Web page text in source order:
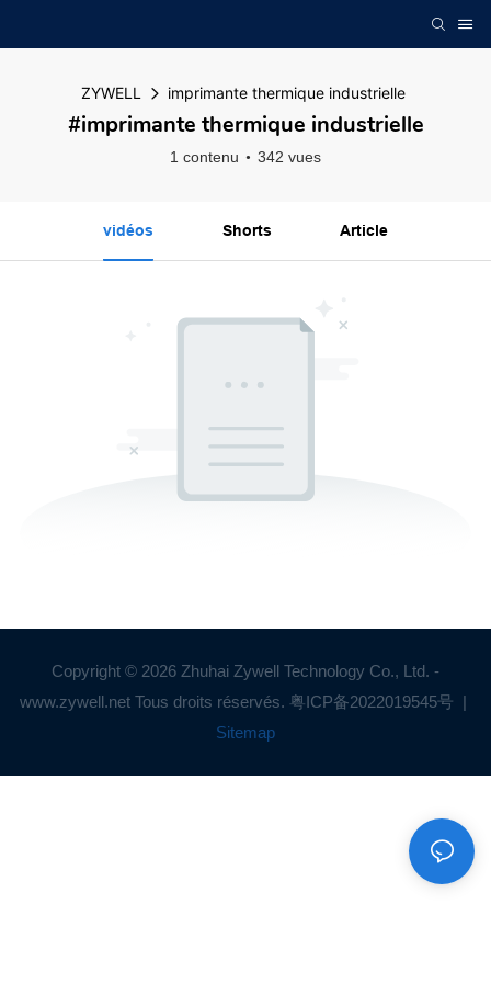
ZYWELL imprimante thermique industrielle
#imprimante thermique industrielle
1 contenu 342 vues
vidéos Shorts Article
Copyright © 2026 Zhuhai Zywell Technology Co., Ltd. -
www.zywell.net Tous droits réservés. 粤ICP备2022019545号 |
Sitemap